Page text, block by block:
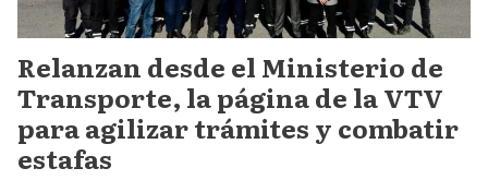
Relanzan desde el Ministerio de
Transporte, la página de la VTV
para agilizar trámites y combatir
estafas